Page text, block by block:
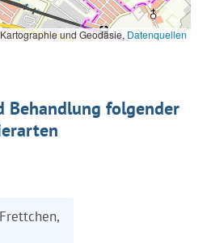
und Geodäsie, Datenquellen
Behandlung folgender